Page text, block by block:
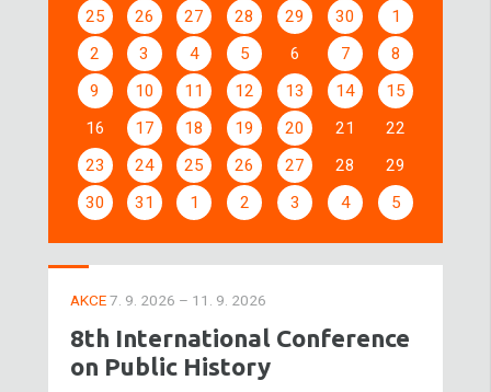
25 26 27 28 29 30
1
2
3 4 5 6 7
8
9
10 11 12 13 14
15
16
17 18 19 20 21
22
23
24 25 26 27 28
29
30
31 1 2 3 4 5
AKCE7. 9. 2026 – 11. 9. 2026
8th International Conference
on Public History